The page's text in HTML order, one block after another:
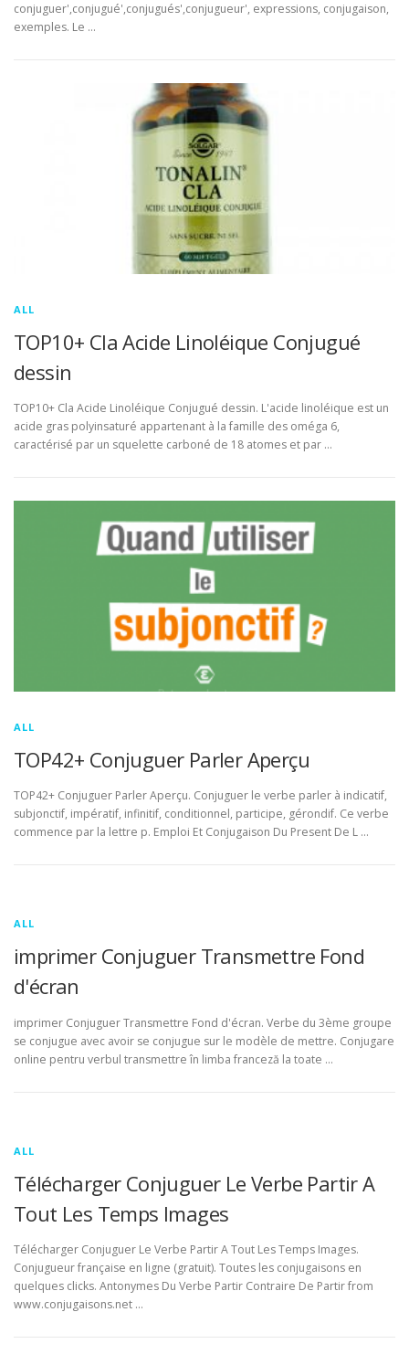
conjuguer',conjugué',conjugués',conjugueur', expressions, conjugaison,
exemples. Le …
ALL
TOP10+ Cla Acide Linoléique Conjugué
dessin
TOP10+ Cla Acide Linoléique Conjugué dessin. L'acide linoléique est un
acide gras polyinsaturé appartenant à la famille des oméga 6,
caractérisé par un squelette carboné de 18 atomes et par …
ALL
TOP42+ Conjuguer Parler Aperçu
TOP42+ Conjuguer Parler Aperçu. Conjuguer le verbe parler à indicatif,
subjonctif, impératif, infinitif, conditionnel, participe, gérondif. Ce verbe
commence par la lettre p. Emploi Et Conjugaison Du Present De L …
ALL
imprimer Conjuguer Transmettre Fond
d'écran
imprimer Conjuguer Transmettre Fond d'écran. Verbe du 3ème groupe
se conjugue avec avoir se conjugue sur le modèle de mettre. Conjugare
online pentru verbul transmettre în limba franceză la toate …
ALL
Télécharger Conjuguer Le Verbe Partir A
Tout Les Temps Images
Télécharger Conjuguer Le Verbe Partir A Tout Les Temps Images.
Conjugueur française en ligne (gratuit). Toutes les conjugaisons en
quelques clicks. Antonymes Du Verbe Partir Contraire De Partir from
www.conjugaisons.net …